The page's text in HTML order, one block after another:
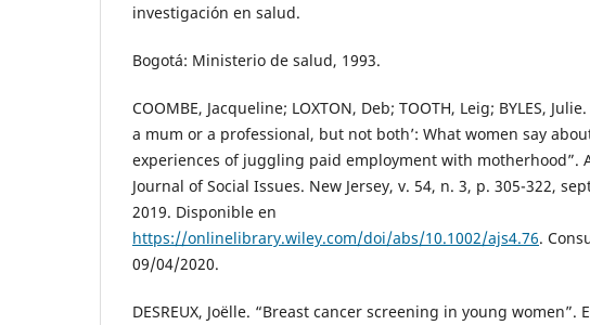
investigación en salud.
Bogotá: Ministerio de salud, 1993.
COOMBE, Jacqueline; LOXTON, Deb; TOOTH, Leig; BYLES,
a mum or a professional, but not both’: What women say
experiences of juggling paid employment with motherhood”.
Journal of Social Issues. New Jersey, v. 54, n. 3, p. 305-322,
2019. Disponible en
https://onlinelibrary.wiley.com/doi/abs/10.1002/ajs4.76.
09/04/2020.
DESREUX, Joëlle. “Breast cancer screening in young women”.